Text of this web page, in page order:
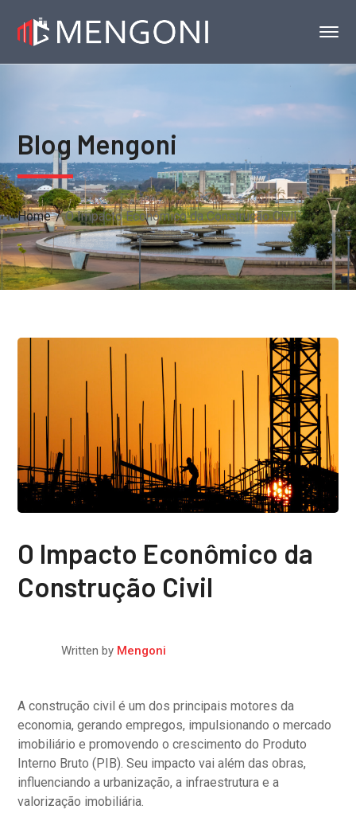
Blog Mengoni
Home O Impacto Econômico da Construção Civil
O Impacto Econômico da
Construção Civil
Written by Mengoni
A construção civil é um dos principais motores da
economia, gerando empregos, impulsionando o mercado
imobiliário e promovendo o crescimento do Produto
Interno Bruto (PIB). Seu impacto vai além das obras,
influenciando a urbanização, a infraestrutura e a
valorização imobiliária.